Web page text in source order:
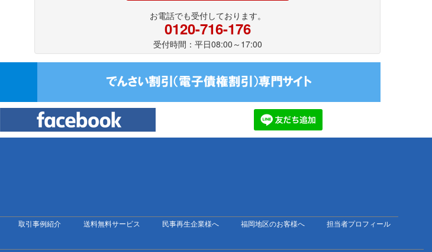
お電話でも受付しております。
0120-716-176
受付時間：平日08:00～17:00
取引事例紹介 送料無料サービス 民事再生企業様へ 福岡地区のお客様へ 担当者プロフィール